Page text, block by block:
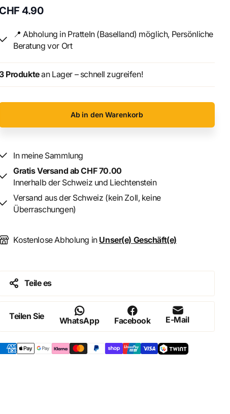
4.90
📍 Abholung in Pratteln (Baselland) möglich, Persönliche
Beratung vor Ort
Produktean Lager – schnell zugreifen!
Ab in den Warenkorb
In meine Sammlung
Gratis Versand ab CHF 70.00
Innerhalb der Schweiz und Liechtenstein
Versand aus der Schweiz (kein Zoll, keine
Überraschungen)
Kostenlose Abholung in Unser(e) Geschäft(e)
Teile es
Teilen Sie WhatsApp Facebook E-Mail